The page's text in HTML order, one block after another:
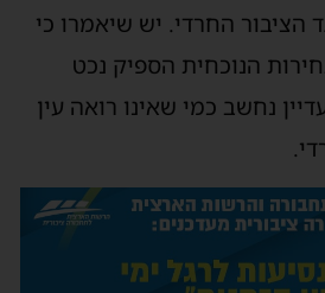
הציבור החרדי. יש שיאמרו כי
הנוכחית הספיק נכט
נחשב כמי שאינו רואה עין